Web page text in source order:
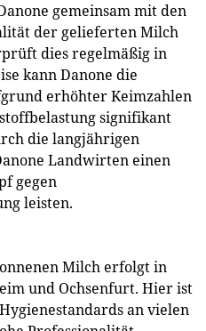
gemeinsam mit den
der gelieferten Milch
dies regelmäßig in
kann Danone die
erhöhter Keimzahlen
signifikant
die langjährigen
Landwirten einen
gegen
leisten.
Milch erfolgt in
und Ochsenfurt. Hier ist
an vielen